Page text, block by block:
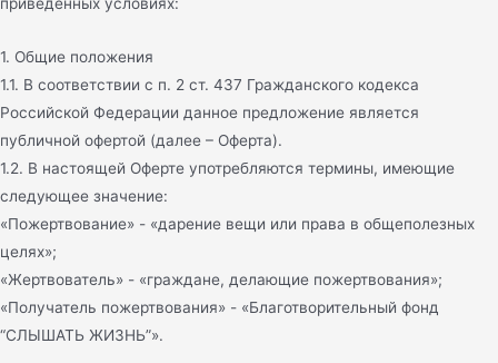
1. Общие положения
1.1. В соответствии с п. 2 ст. 437 Гражданского кодекса
Российской Федерации данное предложение является
публичной офертой (далее – Оферта).
1.2. В настоящей Оферте употребляются термины, имеющие
следующее значение:
«Пожертвование» - «дарение вещи или права в общеполезных
целях»;
«Жертвователь» - «граждане, делающие пожертвования»;
«Получатель пожертвования» - «Благотворительный фонд
“СЛЫШАТЬ ЖИЗНЬ”».